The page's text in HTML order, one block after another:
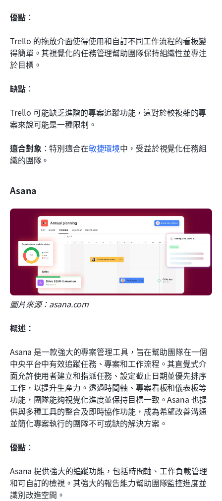
優點：
Trello 的拖放介面使得使用和自訂不同工作流程的看板變
得簡單。其視覺化的任務管理幫助團隊保持組織性並專注
於目標。
缺點：
Trello 可能缺乏進階的專案追蹤功能，這對於較複雜的專
案來說可能是一種限制。
適合對象：特別適合在敏捷環境中，受益於視覺化任務組
織的團隊。
Asana
圖片來源：asana.com
概述：
Asana 是一款強大的專案管理工具，旨在幫助團隊在一個
中央平台中有效追蹤任務、專案和工作流程。其直覺式介
面允許使用者建立和指派任務、設定截止日期並優先排序
工作，以提升生產力。透過時間軸、專案看板和儀表板等
功能，團隊能夠視覺化進度並保持目標一致。Asana 也提
供與多種工具的整合及即時協作功能，成為希望改善溝通
並簡化專案執行的團隊不可或缺的解決方案。
優點：
Asana 提供強大的追蹤功能，包括時間軸、工作負載管理
和可自訂的檢視。其強大的報告能力幫助團隊監控進度並
識別改進空間。